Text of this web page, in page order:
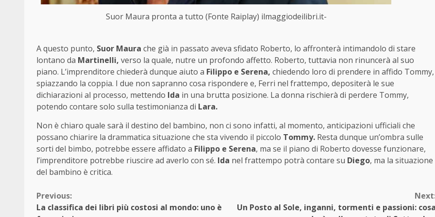
Suor Maura pronta a tutto (Fonte Raiplay) ilmaggiodeilibri.it-
A questo punto, Suor Maura che già in passato aveva sfidato Roberto, lo affronterà intimandolo di stare
lontano da Martinelli, verso la quale, nutre un profondo affetto. Roberto, tuttavia non rinuncerà al suo
piano. L’imprenditore chiederà dunque aiuto a Filippo e Serena, chiedendo loro di prendere in affido Tommy,
spiazzando la coppia. I due non sapranno cosa rispondere e, Ferri nel frattempo, depositerà le sue
dichiarazioni al processo, mettendo Ida in una brutta posizione. La donna rischierà di perdere Tommy,
potendo contare solo sulla testimonianza di Lara.
Non è chiaro quale sarà il destino del bambino, non ci sono infatti, al momento, anticipazioni ufficiali che
possano chiarire la drammatica situazione che sta vivendo il piccolo Tommy. Resta dunque un’ombra sulle
sorti del bimbo, potrebbe essere affidato a Filippo e Serena, ma se il piano di Roberto dovesse funzionare,
l’imprenditore potrebbe riuscire ad averlo con sé. Ida nel frattempo potrà contare su Diego, ma la situazione
del bambino è critica.
Continue
Previous:
La classifica dei libri più costosi al mondo: uno è
Un Posto al Sole, inganni, tormenti e passioni: